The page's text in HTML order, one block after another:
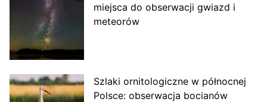
miejsca do obserwacji gwiazd i
meteorów
Szlaki ornitologiczne w północnej
Polsce: obserwacja bocianów